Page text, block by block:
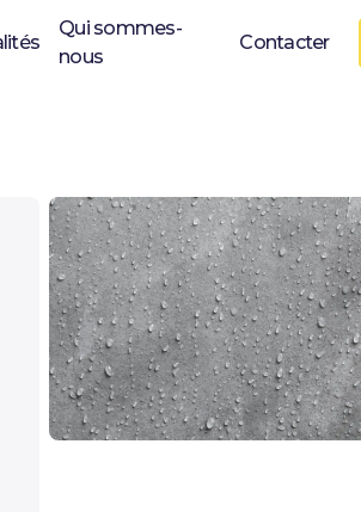
Qui sommes-
nous
Contacter